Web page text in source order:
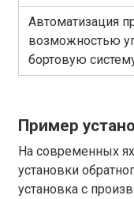
Автоматизация
возможностью
бортовую
Пример
На современных
установки
установка с